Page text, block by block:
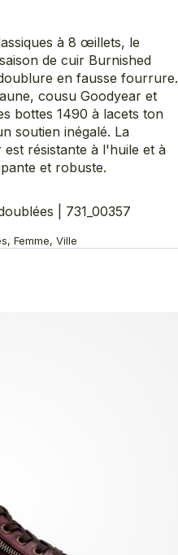
à 8 œillets, le
de cuir Burnished
en fausse fourrure.
cousu Goodyear et
bottes 1490 à lacets ton
soutien inégalé. La
est résistante à l'huile et à
et robuste.
| 731_00357
Femme, Ville